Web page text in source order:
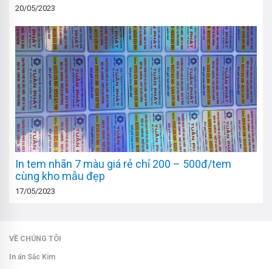
20/05/2023
In tem nhãn 7 màu giá rẻ chỉ 200 – 500đ/tem
cùng kho mẫu đẹp
17/05/2023
VỀ CHÚNG TÔI
In ấn Sắc Kim